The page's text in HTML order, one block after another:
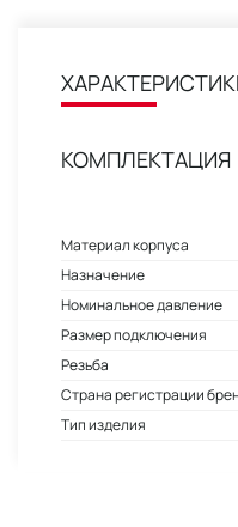
КОМПЛЕКТАЦИЯ
Материал корпуса
Назначение
Номинальное давление
Размер подключения
Резьба
Страна регистрации
Тип изделия